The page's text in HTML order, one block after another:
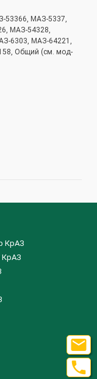
53366, МАЗ-5337,
МАЗ-54328,
6303, МАЗ-64221,
Общий (см. мод-
КрАЗ
КрАЗ

